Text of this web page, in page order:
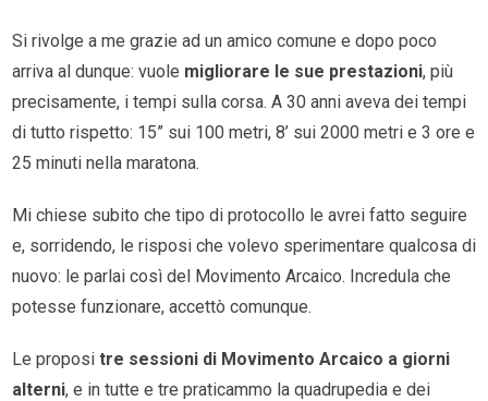
Si rivolge a me grazie ad un amico comune e dopo poco
arriva al dunque: vuole migliorare le sue prestazioni, più
precisamente, i tempi sulla corsa. A 30 anni aveva dei tempi
di tutto rispetto: 15” sui 100 metri, 8’ sui 2000 metri e 3 ore e
25 minuti nella maratona.
Mi chiese subito che tipo di protocollo le avrei fatto seguire
e, sorridendo, le risposi che volevo sperimentare qualcosa di
nuovo: le parlai così del Movimento Arcaico. Incredula che
potesse funzionare, accettò comunque.
Le proposi tre sessioni di Movimento Arcaico a giorni
alterni, e in tutte e tre praticammo la quadrupedia e dei